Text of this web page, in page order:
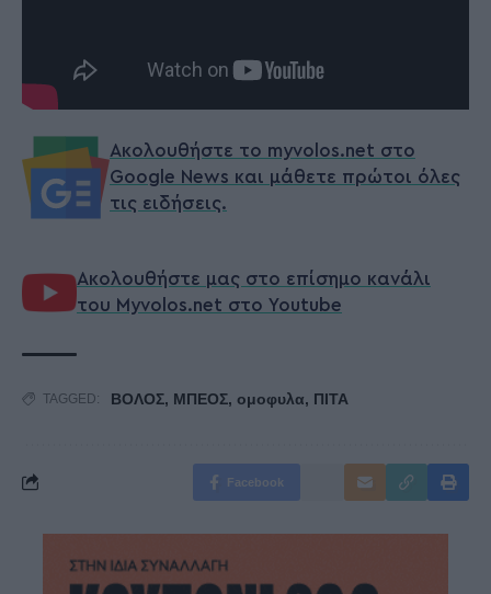
Ακολουθήστε το myvolos.net στο
Google News και μάθετε πρώτοι όλες
τις ειδήσεις.
Ακολουθήστε μας στο επίσημο κανάλι
του Myvolos.net στο Youtube
TAGGED: ΒΟΛΟΣ, ΜΠΕΟΣ, ομοφυλα, ΠΙΤΑ
Facebook